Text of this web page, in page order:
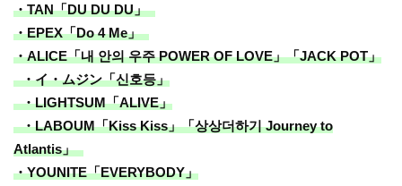
・TAN「DU DU DU」
・EPEX「Do 4 Me」
・ALICE「내 안의 우주 POWER OF LOVE」「JACK POT」
・イ・ムジン「신호등」
・LIGHTSUM「ALIVE」
・LABOUM「Kiss Kiss」「상상더하기 Journey to
Atlantis」
・YOUNITE「EVERYBODY」